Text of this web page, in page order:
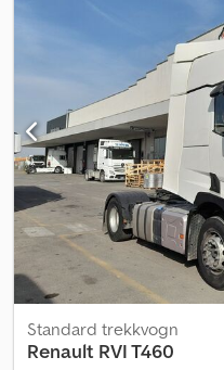
Standard trekkvogn
Renault RVI T460